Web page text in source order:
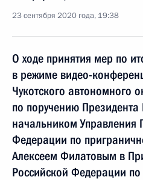
23 сентября 2020 года, 19:38
О ходе принятия мер по
в режиме видео-
Чукотского автономного
по поручению
начальником Управления
Федерации по
Алексеем Филатовым в
Российской Федерации